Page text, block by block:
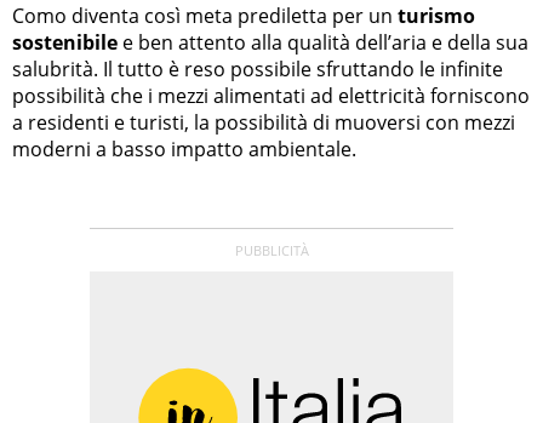
Como diventa così meta prediletta per un turismo
sostenibile e ben attento alla qualità dell’aria e della sua
salubrità. Il tutto è reso possibile sfruttando le infinite
possibilità che i mezzi alimentati ad elettricità forniscono
a residenti e turisti, la possibilità di muoversi con mezzi
moderni a basso impatto ambientale.